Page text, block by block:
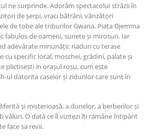
ne surprinde. Adorăm spectacolul străzii în
de șerpi, vraci bătrâni, vânzători
de tobe ale triburilor Gwana. Piața Djemma
fabulos de oameni, sunete și mirosuri. Iar
adevărate minunății: riaduri cu terase
cu specific local, moschei, grădini, palate și
plictisești in orașul roșu, cum este
ul datorita caselor și zidurilor care sunt în
și misterioasă, a dunelor, a berberilor și
văluri. O dată ce îl vizitezi îți ramâne întipărit
face sa revii.